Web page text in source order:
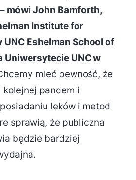
– mówi John Bamforth,
Institute for
UNC Eshelman School of
Uniwersytecie UNC w
mieć pewność, że
kolejnej pandemii
leków i metod
sprawią, że publiczna
będzie bardziej